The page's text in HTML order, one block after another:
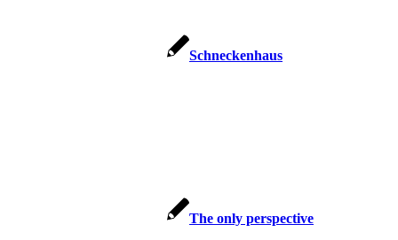
Schne­cken­haus
The only perspective